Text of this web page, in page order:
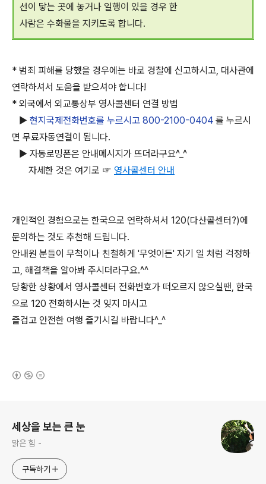
선이 닿는 곳에 놓거나 일행이 있을 경우 한
사람은 수화물을 지키도록 합니다.
* 범죄 피해를 당했을 경우에는 바로 경찰에 신고하시고, 대사관에
연락하셔서 도움을 받으셔야 합니다!
* 외국에서 외교통상부 영사콜센터 연결 방법
▶ 현지국제전화번호를 누르시고 800-2100-0404 를 누르시
면 무료자동연결이 됩니다.
▶ 자동로밍폰은 안내메시지가 뜨더라구요^_^
자세한 것은 여기로 ☞ 영사콜센터 안내
개인적인 경험으로는 한국으로 연락하셔서 120(다산콜센터?)에
문의하는 것도 추천해 드립니다.
안내원 분들이 무척이나 친철하게 '무엇이든' 자기 일 처럼 걱정하
고, 해결책을 알아봐 주시더라구요.^^
당황한 상황에서 영사콜센터 전화번호가 떠오르지 않으실땐, 한국
으로 120 전화하시는 것 잊지 마시고
즐겁고 안전한 여행 즐기시길 바랍니다^_^
세상을 보는 큰 눈
맑은 힘 -
구독하기